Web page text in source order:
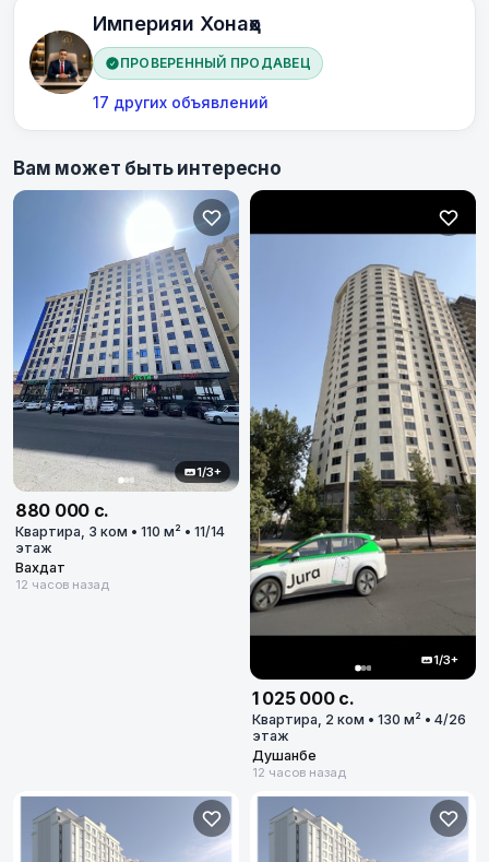
Империяи Хонаҳо
ПРОВЕРЕННЫЙ ПРОДАВЕЦ
17 других объявлений
Вам может быть интересно
1/3+
880 000 с.
Квартира, 3 ком • 110 м² • 11/14
этаж
Вахдат
12 часов назад
1/3+
1 025 000 с.
Квартира, 2 ком • 130 м² • 4/26
этаж
Душанбе
12 часов назад